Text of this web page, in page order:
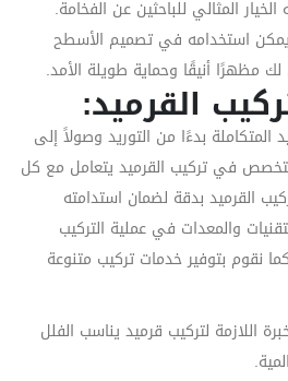
المثالي للباحثين عن الفخامة.
يمكن استخدامه في تصميم الأسطح
لك مظهرًا أنيقًا وحماية طويلة الأمد.
القرميد:
بدءًا من التوريد وصولاً إلى
في تركيب القرميد يتعامل مع كل
القرميد بدقة لضمان استدامته
والمعدات في عملية التركيب
نقوم بتوفير خدمات تركيب متنوعة
اللازمة لتركيب قرميد يناسب الفلل